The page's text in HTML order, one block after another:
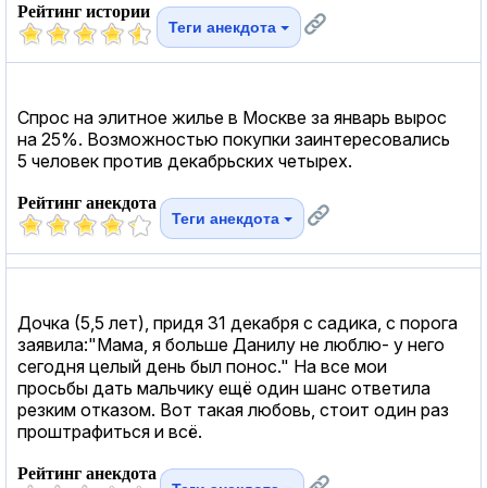
Рейтинг истории
Теги анекдота
Спрос на элитное жилье в Москве за январь вырос
на 25%. Возможностью покупки заинтересовались
5 человек против декабрьских четырех.
Рейтинг анекдота
Теги анекдота
Дочка (5,5 лет), придя 31 декабря с садика, с порога
заявила:"Мама, я больше Данилу не люблю- у него
сегодня целый день был понос." На все мои
просьбы дать мальчику ещё один шанс ответила
резким отказом. Вот такая любовь, стоит один раз
проштрафиться и всё.
Рейтинг анекдота